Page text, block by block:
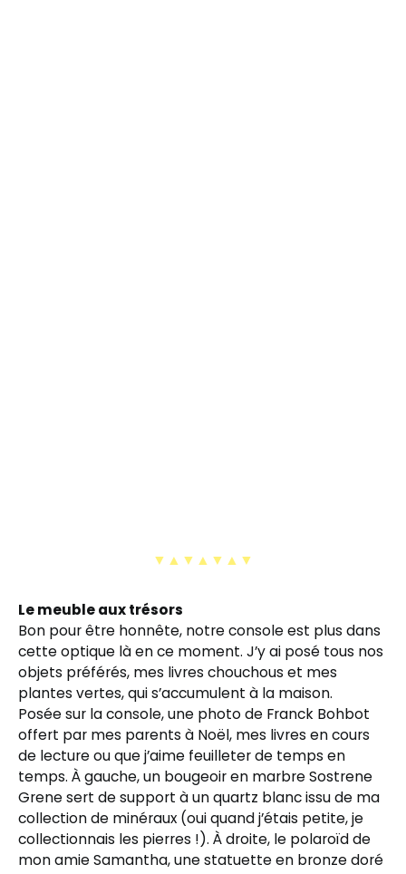
▼▲▼▲▼▲▼
Le meuble aux trésors
Bon pour être honnête, notre console est plus dans
cette optique là en ce moment. J’y ai posé tous nos
objets préférés, mes livres chouchous et mes
plantes vertes, qui s’accumulent à la maison.
Posée sur la console, une photo de Franck Bohbot
offert par mes parents à Noël, mes livres en cours
de lecture ou que j’aime feuilleter de temps en
temps. À gauche, un bougeoir en marbre Sostrene
Grene sert de support à un quartz blanc issu de ma
collection de minéraux (oui quand j’étais petite, je
collectionnais les pierres !). À droite, le polaroïd de
mon amie Samantha, une statuette en bronze doré